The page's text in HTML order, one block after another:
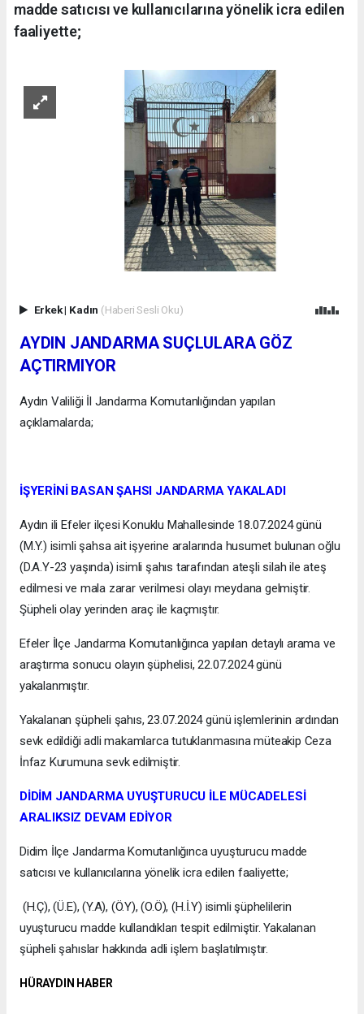
madde satıcısı ve kullanıcılarına yönelik icra edilen
faaliyette;
Erkek| Kadın (Haberi Sesli Oku)
AYDIN JANDARMA SUÇLULARA GÖZ
AÇTIRMIYOR
Aydın Valiliği İl Jandarma Komutanlığından yapılan
açıklamalarda;
İŞYERİNİ BASAN ŞAHSI JANDARMA YAKALADI
Aydın ili Efeler ilçesi Konuklu Mahallesinde 18.07.2024 günü
(M.Y.) isimli şahsa ait işyerine aralarında husumet bulunan oğlu
(D.A.Y-23 yaşında) isimli şahıs tarafından ateşli silah ile ateş
edilmesi ve mala zarar verilmesi olayı meydana gelmiştir.
Şüpheli olay yerinden araç ile kaçmıştır.
Efeler İlçe Jandarma Komutanlığınca yapılan detaylı arama ve
araştırma sonucu olayın şüphelisi, 22.07.2024 günü
yakalanmıştır.
Yakalanan şüpheli şahıs, 23.07.2024 günü işlemlerinin ardından
sevk edildiği adli makamlarca tutuklanmasına müteakip Ceza
İnfaz Kurumuna sevk edilmiştir.
DİDİM JANDARMA UYUŞTURUCU İLE MÜCADELESİ
ARALIKSIZ DEVAM EDİYOR
Didim İlçe Jandarma Komutanlığınca uyuşturucu madde
satıcısı ve kullanıcılarına yönelik icra edilen faaliyette;
(H.Ç), (Ü.E), (Y.A), (Ö.Y), (O.Ö), (H.İ.Y) isimli şüphelilerin
uyuşturucu madde kullandıkları tespit edilmiştir. Yakalanan
şüpheli şahıslar hakkında adli işlem başlatılmıştır.
HÜRAYDIN HABER